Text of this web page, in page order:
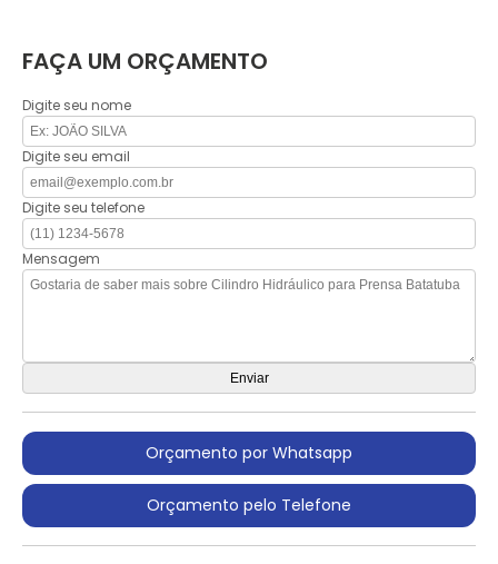
FAÇA UM ORÇAMENTO
Digite seu nome
Digite seu email
Digite seu telefone
Mensagem
Orçamento por Whatsapp
Orçamento pelo Telefone